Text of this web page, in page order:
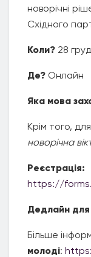
новорічні
Східного
Коли? 28
Де? Онлайн
Яка мова
Крім того,
новорічна
Реєстрація:
https://
Дедлайн для
Більше
молоді: